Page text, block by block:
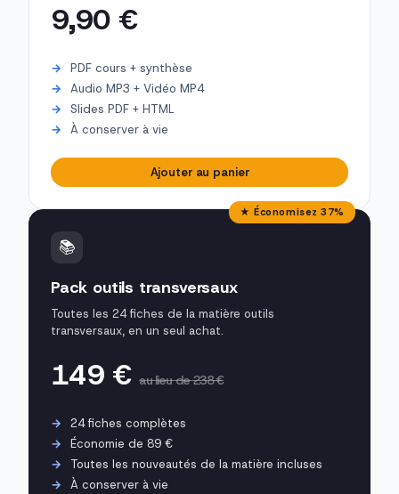
9,90 €
PDF cours + synthèse
Audio MP3 + Vidéo MP4
Slides PDF + HTML
À conserver à vie
Ajouter au panier
★ Économisez 37%
📚
Pack outils transversaux
Toutes les 24 fiches de la matière outils
transversaux, en un seul achat.
149 €au lieu de 238 €
24 fiches complètes
Économie de 89 €
Toutes les nouveautés de la matière incluses
À conserver à vie